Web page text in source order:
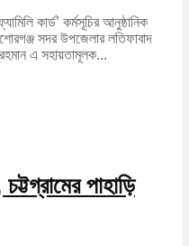
কার্ড’ কর্মসূচির আনুষ্ঠানিক
সদর উপজেলার লতিফাবাদ
রহমান এ সহায়তামূলক...
পাহাড়ি